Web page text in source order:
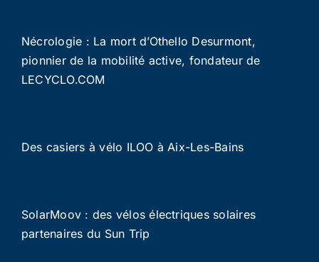
Nécrologie : La mort d’Othello Desurmont,
pionnier de la mobilité active, fondateur de
LECYCLO.COM
Des casiers à vélo ILOO à Aix-Les-Bains
SolarMoov : des vélos électriques solaires
partenaires du Sun Trip